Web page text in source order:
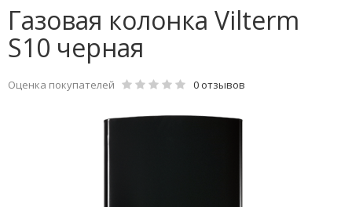
Газовая колонка Vilterm
S10 черная
Оценка покупателей 0 отзывов